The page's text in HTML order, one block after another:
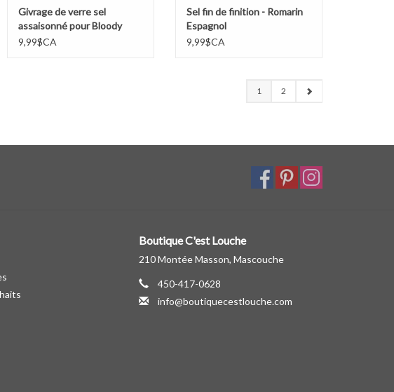
Givrage de verre sel
assaisonné pour Bloody
Mary/Caesar
9,99$CA
Sel fin de finition - Romarin
Espagnol
9,99$CA
1 2
Boutique C'est Louche
210 Montée Masson, Mascouche
450-417-0628
info@boutiquecestlouche.com